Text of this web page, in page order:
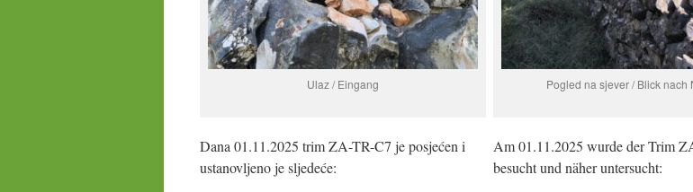
Ulaz / Eingang
Dana 01.11.2025 trim ZA-TR-C7 je posjećen i
ustanovljeno je sljedeće:
Pogled na sjever / Blick nach
Am 01.11.2025 wurde der Trim
besucht und näher untersucht: